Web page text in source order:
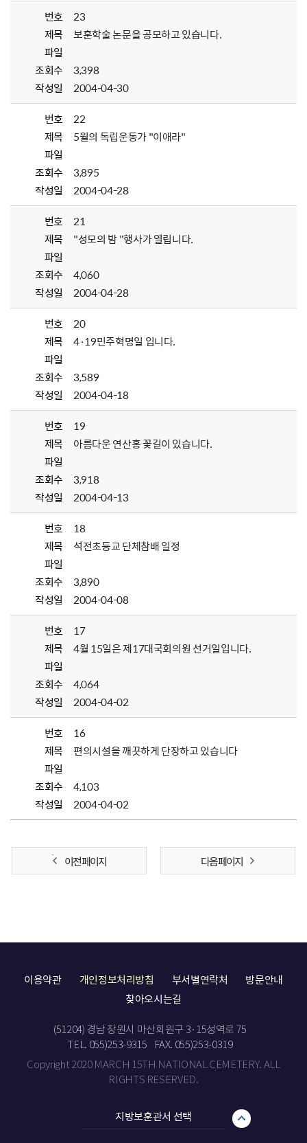
번호
23
제목
보훈학술 논문을 공모하고 있습니다.
파일
조회수
3,398
작성일
2004-04-30
번호
22
제목
5월의 독립운동가 "이애라"
파일
조회수
3,895
작성일
2004-04-28
번호
21
제목
"성모의 밤 "행사가 열립니다.
파일
조회수
4,060
작성일
2004-04-28
번호
20
제목
4·19민주혁명일 입니다.
파일
조회수
3,589
작성일
2004-04-18
번호
19
제목
아름다운 연산홍 꽃길이 있습니다.
파일
조회수
3,918
작성일
2004-04-13
번호
18
제목
석전초등교 단체참배 일정
파일
조회수
3,890
작성일
2004-04-08
번호
17
제목
4월 15일은 제17대국회의원 선거일입니다.
파일
조회수
4,064
작성일
2004-04-02
번호
16
제목
편의시설을 깨끗하게 단장하고 있습니다
파일
조회수
4,103
작성일
2004-04-02
이전 페이지 다음 페이지
이용약관 개인정보처리방침 부서별연락처
방문안내
찾아오시는길
(51204) 경남 창원시 마산회원구 3·15성역로 75
TEL. 055)253-9315
FAX. 055)253-0319
Copyright 2020 MARCH 15TH NATIONAL CEMETERY. ALL
RIGHTS RESERVED.
지방보훈관서 선택